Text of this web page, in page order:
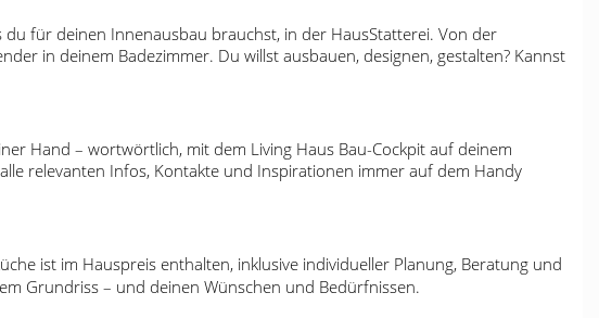
für deinen Innenausbau brauchst, in der HausStatterei. Von der
in deinem Badezimmer. Du willst ausbauen, designen, gestalten? Kannst
Hand – wortwörtlich, mit dem Living Haus Bau-Cockpit auf deinem
relevanten Infos, Kontakte und Inspirationen immer auf dem Handy
ist im Hauspreis enthalten, inklusive individueller Planung, Beratung und
Grundriss – und deinen Wünschen und Bedürfnissen.